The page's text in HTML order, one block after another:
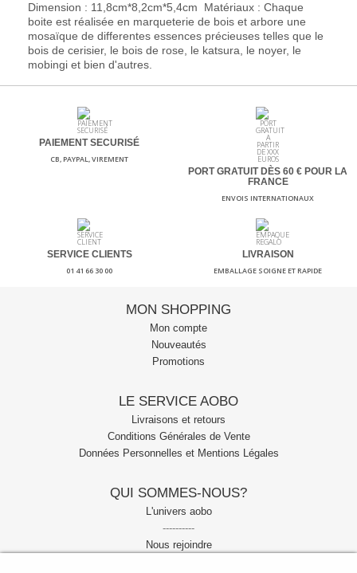
Dimension : 11,8cm*8,2cm*5,4cm Matériaux : Chaque
boite est réalisée en marqueterie de bois et arbore une
mosaïque de differentes essences précieuses telles que le
bois de cerisier, le bois de rose, le katsura, le noyer, le
mobingi et bien d'autres.
PAIEMENT SECURISÉ
CB, PAYPAL, VIREMENT
PORT GRATUIT DÈS 60 € POUR LA
FRANCE
ENVOIS INTERNATIONAUX
SERVICE CLIENTS
01 41 66 30 00
LIVRAISON
EMBALLAGE SOIGNE ET RAPIDE
MON SHOPPING
Mon compte
Nouveautés
Promotions
LE SERVICE AOBO
Livraisons et retours
Conditions Générales de Vente
Données Personnelles et Mentions Légales
QUI SOMMES-NOUS?
L'univers aobo
----------
Nous rejoindre